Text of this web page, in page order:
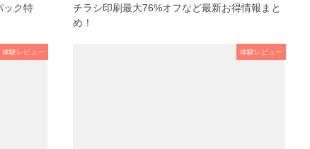
ック特
チラシ印刷最大76%オフなど最新お得情報まと
め！
体験レビュー 体験レビュー